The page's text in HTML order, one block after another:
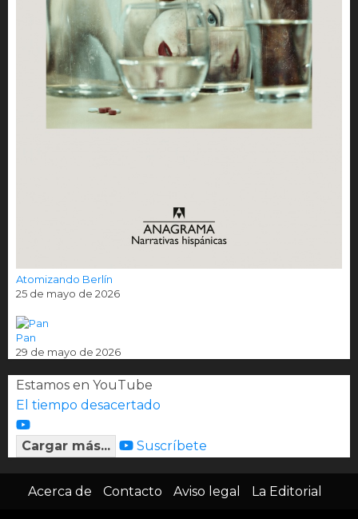
Atomizando Berlín
25 de mayo de 2026
Pan
29 de mayo de 2026
Estamos en YouTube
El tiempo desacertado
Cargar más... Suscríbete
Acerca de Contacto Aviso legal La Editorial